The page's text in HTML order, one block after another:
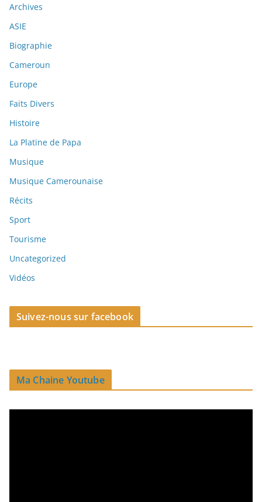
Archives
ASIE
Biographie
Cameroun
Europe
Faits Divers
Histoire
La Platine de Papa
Musique
Musique Camerounaise
Récits
Sport
Tourisme
Uncategorized
Vidéos
Suivez-nous sur facebook
Ma Chaine Youtube